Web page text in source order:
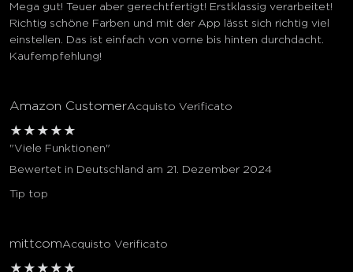
Mega gut! Teuer aber gerechtfertigt! Erstklassig verarbeitet!
Richtig schöne Farben und mit der App lässt sich richtig viel
einstellen. Das ist einfach von vorne bis hinten durchdacht.
Kaufempfehlung!
Amazon CustomerAcquisto Verificato
★ ★ ★ ★ ★
"Viele Funktionen"
Bewertet in Deutschland am 21. Dezember 2024
Tip top
mittcomAcquisto Verificato
★ ★ ★ ★ ★